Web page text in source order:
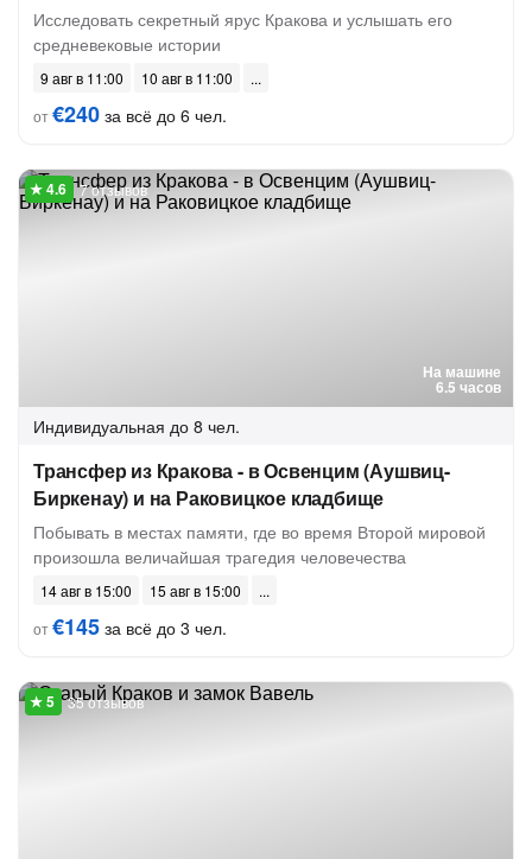
Исследовать секретный ярус Кракова и услышать его
средневековые истории
9 авг в 11:00
10 авг в 11:00
от€240 за всё до 6 чел.
На машине
6.5 часов
7 отзывов
Индивидуальная до 8 чел.
Трансфер из Кракова - в Освенцим (Аушвиц-
Биркенау) и на Раковицкое кладбище
Побывать в местах памяти, где во время Второй мировой
произошла величайшая трагедия человечества
14 авг в 15:00
15 авг в 15:00
от€145 за всё до 3 чел.
35 отзывов